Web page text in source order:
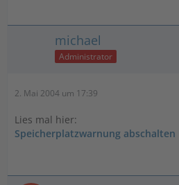
michael
Administrator
2. Mai 2004 um 17:39
Lies mal hier:
Speicherplatzwarnung abschalten